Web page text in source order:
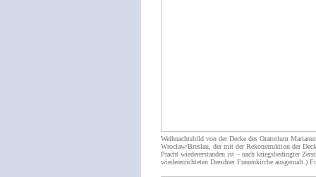
Weihnachtsbild von der Decke des Oratorium
Wrocław/Breslau, der mit der Rekonstruktion der
Pracht wiedererstanden ist – nach kriegsbedingter
wiedererrichteten Dresdner Frauenkirche ausgemalt.)